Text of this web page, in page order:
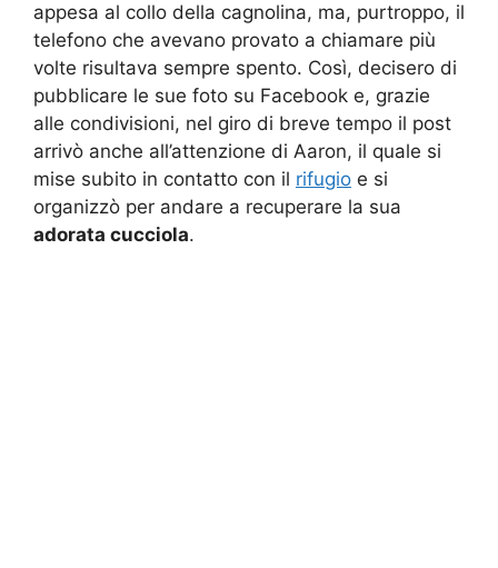
appesa al collo della cagnolina, ma, purtroppo, il
telefono che avevano provato a chiamare più
volte risultava sempre spento. Così, decisero di
pubblicare le sue foto su Facebook e, grazie
alle condivisioni, nel giro di breve tempo il post
arrivò anche all’attenzione di Aaron, il quale si
mise subito in contatto con il rifugio e si
organizzò per andare a recuperare la sua
adorata cucciola.